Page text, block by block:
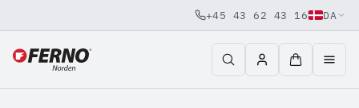
Jump to content
+45 43 62 43 16 DA